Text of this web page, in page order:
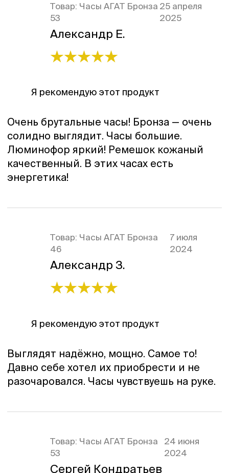
Товар: Часы АГАТ Бронза
53
Александр Е.
25 апреля
2025
Я рекомендую этот продукт
Очень брутальные часы! Бронза — очень
солидно выглядит. Часы большие.
Люминофор яркий! Ремешок кожаный
качественный. В этих часах есть
энергетика!
Товар: Часы АГАТ Бронза
46
Александр З.
7 июля
2024
Я рекомендую этот продукт
Выглядят надёжно, мощно. Самое то!
Давно себе хотел их приобрести и не
разочаровался. Часы чувствуешь на руке.
Товар: Часы АГАТ Бронза
53
Сергей Кондратьев
24 июня
2024